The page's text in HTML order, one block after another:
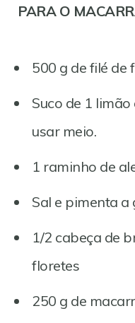
PARA O
500 g de filé de
Suco de 1
usar meio.
1 raminho de
Sal e pimenta a
1/2 cabeça de
floretes
250 g de